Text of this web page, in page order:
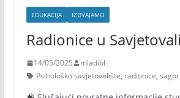
EDUKACIJA IZDVAJAMO
Radionice u
14/05/2025
mladibl
Psihološko savjetovalište, radionice,